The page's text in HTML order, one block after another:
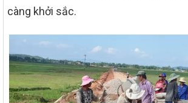
càng khởi sắc.